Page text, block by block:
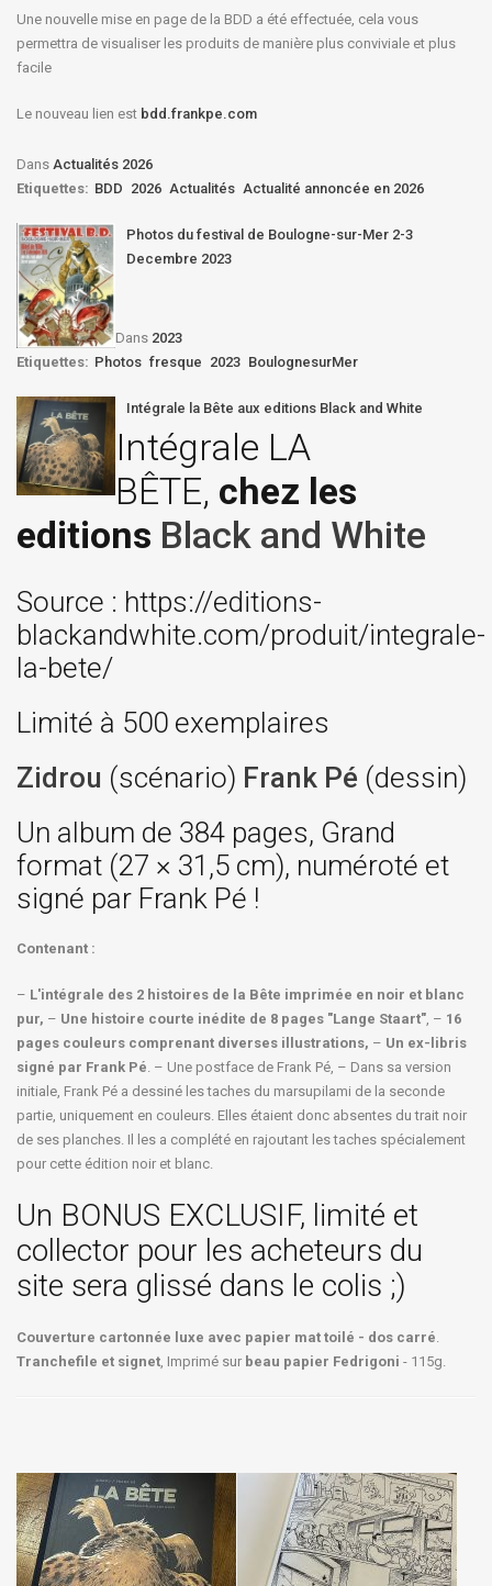
Une nouvelle mise en page de la BDD a été effectuée, cela vous
permettra de visualiser les produits de manière plus conviviale et plus
facile
Le nouveau lien est bdd.frankpe.com
Dans Actualités 2026
Etiquettes: BDD 2026 Actualités Actualité annoncée en 2026
Photos du festival de Boulogne-sur-Mer 2-3
Decembre 2023
Dans 2023
Etiquettes: Photos fresque 2023 BoulognesurMer
Intégrale la Bête aux editions Black and White
Intégrale LA
BÊTE, chez les
editions Black and White
Source : https://editions-
blackandwhite.com/produit/integrale-
la-bete/
Limité à 500 exemplaires
Zidrou (scénario) Frank Pé (dessin)
Un album de 384 pages, Grand
format (27 × 31,5 cm), numéroté et
signé par Frank Pé !
Contenant :
– L'intégrale des 2 histoires de la Bête imprimée en noir et blanc
pur, – Une histoire courte inédite de 8 pages "Lange Staart", – 16
pages couleurs comprenant diverses illustrations, – Un ex-libris
signé par Frank Pé. – Une postface de Frank Pé, – Dans sa version
initiale, Frank Pé a dessiné les taches du marsupilami de la seconde
partie, uniquement en couleurs. Elles étaient donc absentes du trait noir
de ses planches. Il les a complété en rajoutant les taches spécialement
pour cette édition noir et blanc.
Un BONUS EXCLUSIF, limité et
collector pour les acheteurs du
site sera glissé dans le colis ;)
Couverture cartonnée luxe avec papier mat toilé - dos carré.
Tranchefile et signet, Imprimé sur beau papier Fedrigoni - 115g.